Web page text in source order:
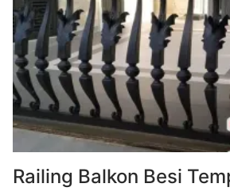
Railing Balkon Besi